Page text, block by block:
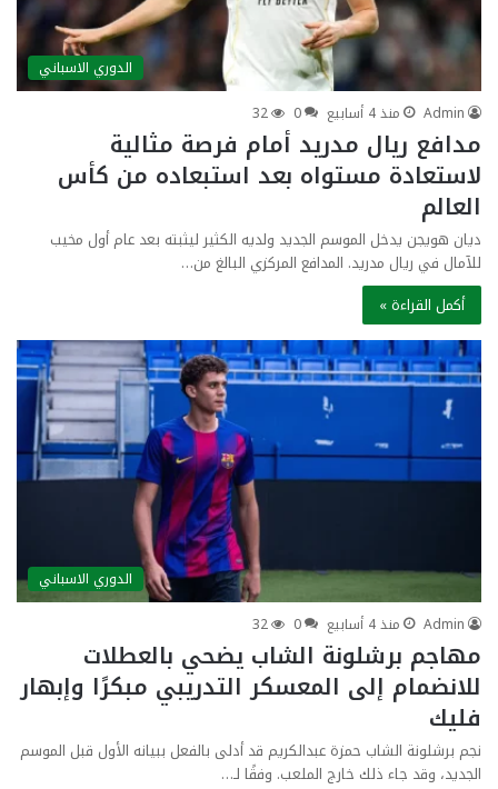
الدوري الاسباني
Admin
منذ 4 أسابيع 0
32
مدافع ريال مدريد أمام فرصة مثالية
لاستعادة مستواه بعد استبعاده من كأس
العالم
ديان هويجن يدخل الموسم الجديد ولديه الكثير ليثبته بعد عام أول مخيب
للآمال في ريال مدريد. المدافع المركزي البالغ من…
أكمل القراءة »
الدوري الاسباني
Admin
منذ 4 أسابيع 0
32
مهاجم برشلونة الشاب يضحي بالعطلات
للانضمام إلى المعسكر التدريبي مبكرًا وإبهار
فليك
نجم برشلونة الشاب حمزة عبدالكريم قد أدلى بالفعل ببيانه الأول قبل الموسم
الجديد، وقد جاء ذلك خارج الملعب. وفقًا لـ…